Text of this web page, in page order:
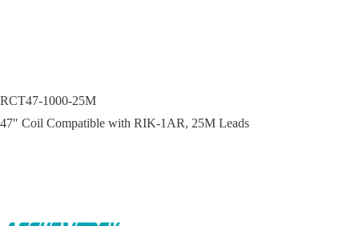
RCT47-1000-25M
47″ Coil Compatible with RIK-1AR, 25M Leads